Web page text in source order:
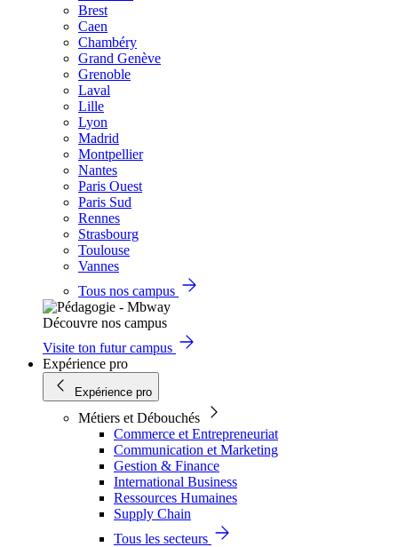
Brest
Caen
Chambéry
Grand Genève
Grenoble
Laval
Lille
Lyon
Madrid
Montpellier
Nantes
Paris Ouest
Paris Sud
Rennes
Strasbourg
Toulouse
Vannes
Tous nos campus
Découvre nos campus
Visite ton futur campus
Expérience pro
Expérience pro
Métiers et Débouchés
Commerce et Entrepreneuriat
Communication et Marketing
Gestion & Finance
International Business
Ressources Humaines
Supply Chain
Tous les secteurs